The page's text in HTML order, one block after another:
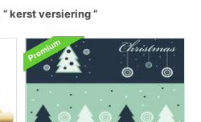
kerst versiering